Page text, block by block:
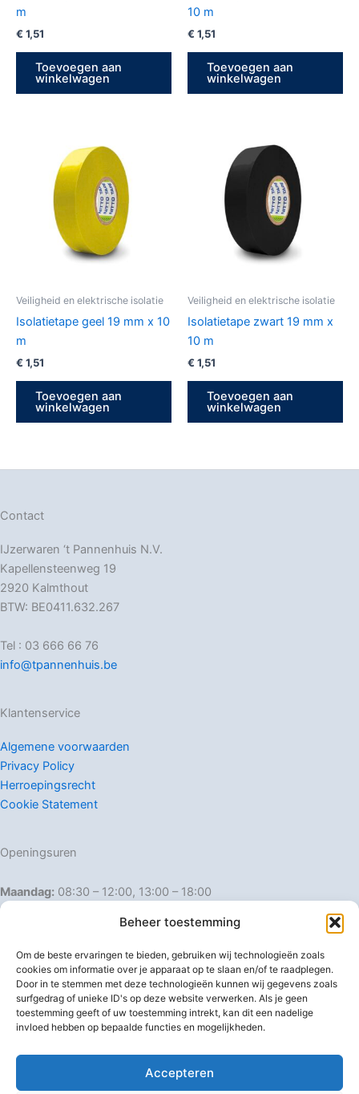
Beheer toestemming
Om de beste ervaringen te bieden, gebruiken wij technologieën zoals
cookies om informatie over je apparaat op te slaan en/of te raadplegen.
Door in te stemmen met deze technologieën kunnen wij gegevens zoals
surfgedrag of unieke ID's op deze website verwerken. Als je geen
toestemming geeft of uw toestemming intrekt, kan dit een nadelige
invloed hebben op bepaalde functies en mogelijkheden.
Accepteren
m
€ 1,51
Toevoegen aan
winkelwagen
10 m
€ 1,51
Toevoegen aan
winkelwagen
Veiligheid en elektrische isolatie
Isolatietape geel 19 mm x 10
m
€ 1,51
Toevoegen aan
winkelwagen
Veiligheid en elektrische isolatie
Isolatietape zwart 19 mm x
10 m
€ 1,51
Toevoegen aan
winkelwagen
Contact
IJzerwaren ‘t Pannenhuis N.V.
Kapellensteenweg 19
2920 Kalmthout
BTW: BE0411.632.267
Tel : 03 666 66 76
info@tpannenhuis.be
Klantenservice
Algemene voorwaarden
Privacy Policy
Herroepingsrecht
Cookie Statement
Openingsuren
Maandag: 08:30 – 12:00, 13:00 – 18:00
Dinsdag:
08:30 – 12:00, 13:00 – 18:00
Donderdag: 08:30 – 12:00, 13:00 – 18:00
Vrijdag: 08:30 – 12:00, 13:00 – 18:00
Zaterdag: 08:30 – 16:00
Zondag: Gesloten